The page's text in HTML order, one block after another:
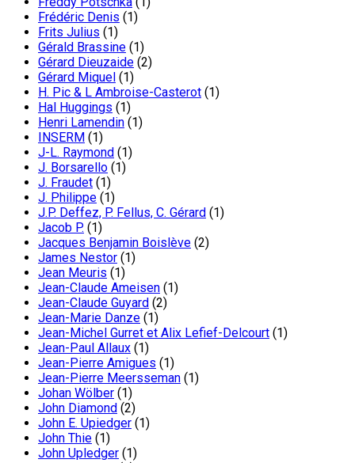
Frédéric Denis (1)
Frits Julius (1)
Gérald Brassine (1)
Gérard Dieuzaide (2)
Gérard Miquel (1)
H. Pic & L Ambroise-Casterot (1)
Hal Huggings (1)
Henri Lamendin (1)
INSERM (1)
J-L. Raymond (1)
J. Borsarello (1)
J. Fraudet (1)
J. Philippe (1)
J.P. Deffez, P. Fellus, C. Gérard (1)
Jacob P. (1)
Jacques Benjamin Boislève (2)
James Nestor (1)
Jean Meuris (1)
Jean-Claude Ameisen (1)
Jean-Claude Guyard (2)
Jean-Marie Danze (1)
Jean-Michel Gurret et Alix Lefief-Delcourt (1)
Jean-Paul Allaux (1)
Jean-Pierre Amigues (1)
Jean-Pierre Meersseman (1)
Johan Wölber (1)
John Diamond (2)
John E. Upiedger (1)
John Thie (1)
John Upledger (1)